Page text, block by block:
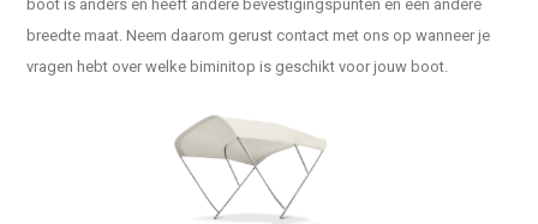
boot is anders en heeft andere bevestigingspunten en een andere
breedte maat. Neem daarom gerust contact met ons op wanneer je
vragen hebt over welke biminitop is geschikt voor jouw boot.